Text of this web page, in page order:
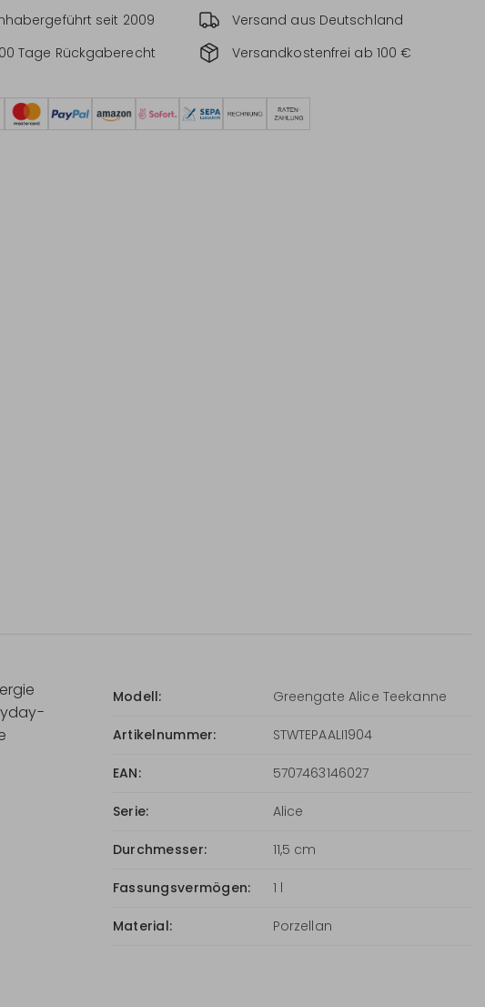
seit 2009
Versand aus Deutschland
Tage Rückgaberecht
Versandkostenfrei ab 100 €
Modell: Greengate Alice Teekanne
Artikelnummer: STWTEPAALI1904
EAN: 5707463146027
Serie: Alice
Durchmesser: 11,5 cm
Fassungsvermögen: 1 l
Material: Porzellan